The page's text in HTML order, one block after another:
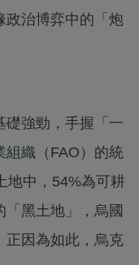
政治博弈中的「炮
礎強勁，手握「一
組織（FAO）的統
地中，54%為可耕
黑土地」，烏國
正因為如此，烏克